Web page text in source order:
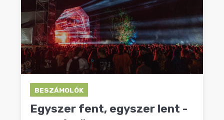
BESZÁMOLÓK
Egyszer fent, egyszer lent -